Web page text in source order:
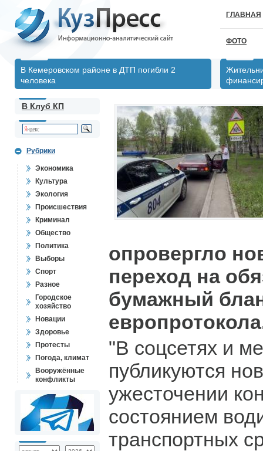
ГЛАВНАЯ
ФОТО
В Кемеровском районе в ДТП погибли 2
человека
В Клуб КП
Рубрики
Экономика
Культура
Экология
Происшествия
Криминал
Общество
Политика
Выборы
Спорт
Разное
Городское
хозяйство
Новации
Здоровье
Протесты
Погода, климат
Вооружённые
конфликты
опровергло
переход на
бумажный
"В соцсетях и
публикуются
ужесточении
состоянием
транспортных